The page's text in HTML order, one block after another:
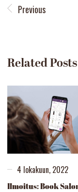
Previous
Related Posts
4 lokakuun, 2022
Ilmoitus: Book